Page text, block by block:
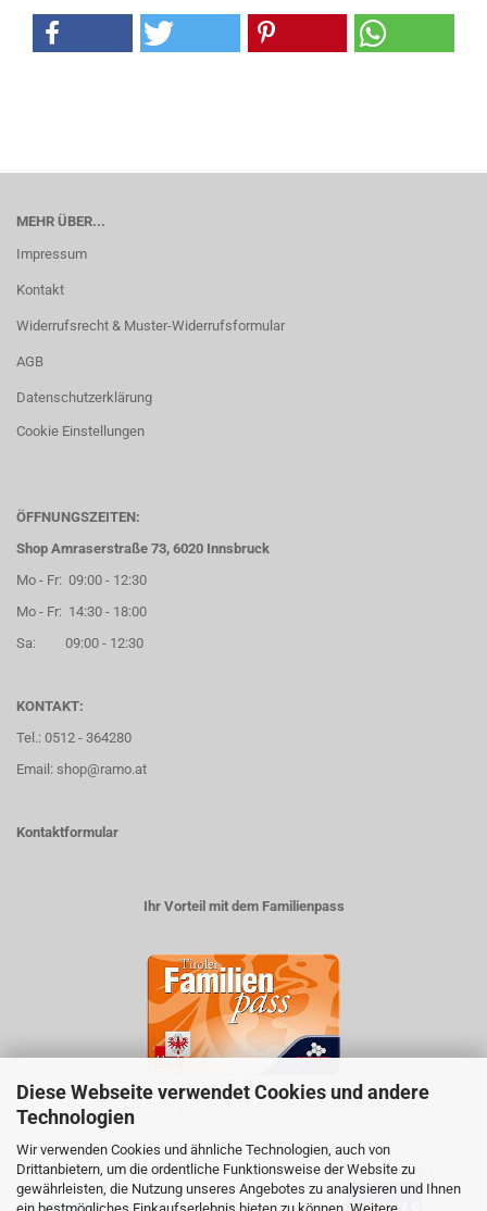
Diese Webseite verwendet Cookies und andere
Technologien
Wir verwenden Cookies und ähnliche Technologien, auch von
Drittanbietern, um die ordentliche Funktionsweise der Website zu
gewährleisten, die Nutzung unseres Angebotes zu analysieren und Ihnen
MEHR ÜBER...
Impressum
Kontakt
Widerrufsrecht & Muster-Widerrufsformular
AGB
Datenschutzerklärung
Cookie Einstellungen
ÖFFNUNGSZEITEN:
Shop Amraserstraße 73, 6020 Innsbruck
Mo - Fr: 09:00 - 12:30
Mo - Fr: 14:30 - 18:00
Sa: 09:00 - 12:30
KONTAKT:
Tel.: 0512 - 364280
Email: shop@ramo.at
Kontaktformular
Ihr Vorteil mit dem Familienpass
5% auf viele im Geschäft erhältlichen Produkte
ZAHLUNGSARTEN VERSANDART: